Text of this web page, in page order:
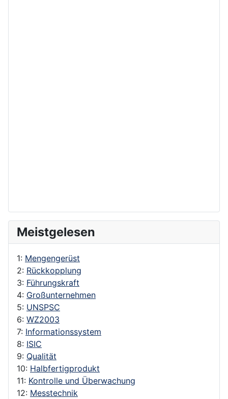
Meistgelesen
1: Mengengerüst
2: Rückkopplung
3: Führungskraft
4: Großunternehmen
5: UNSPSC
6: WZ2003
7: Informationssystem
8: ISIC
9: Qualität
10: Halbfertigprodukt
11: Kontrolle und Überwachung
12: Messtechnik